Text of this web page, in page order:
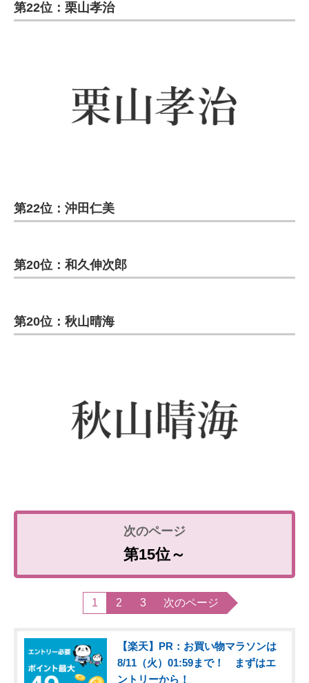
第22位：栗山孝治
第22位：沖田仁美
第20位：和久伸次郎
第20位：秋山晴海
第15位～
1 2 3 次のページ
【楽天】PR：お買い物マラソンは
8/11（火）01:59まで！ まずはエ
ントリーから！